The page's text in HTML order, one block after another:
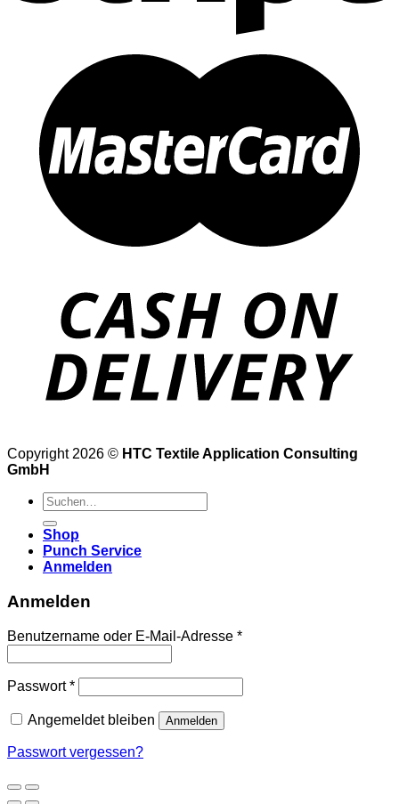
Copyright 2026 © HTC Textile Application Consulting
GmbH
Suche
nach:
Shop
Punch Service
Anmelden
Anmelden
Benutzername oder E-Mail-Adresse *
Passwort*
Angemeldet bleiben Anmelden
Passwort vergessen?